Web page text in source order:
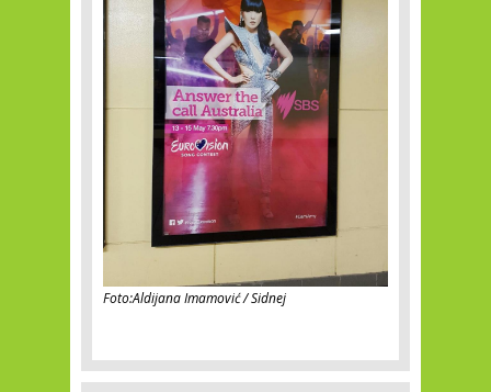
Foto:Aldijana Imamović / Sidnej